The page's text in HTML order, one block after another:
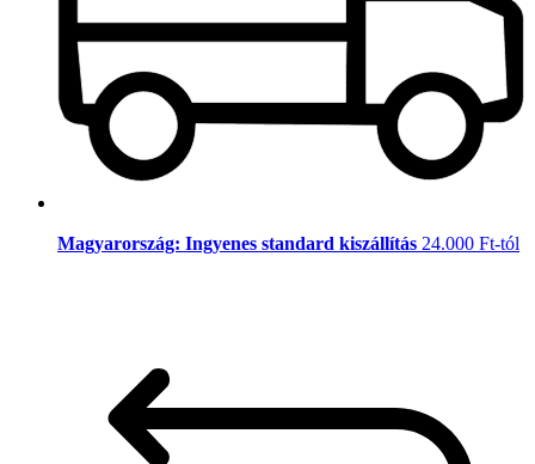
Magyarország: Ingyenes standard kiszállítás 24.000 Ft-tól